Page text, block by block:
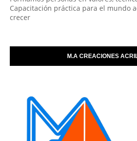
Capacitación práctica para el mundo
crecer
M.A CREACIONES